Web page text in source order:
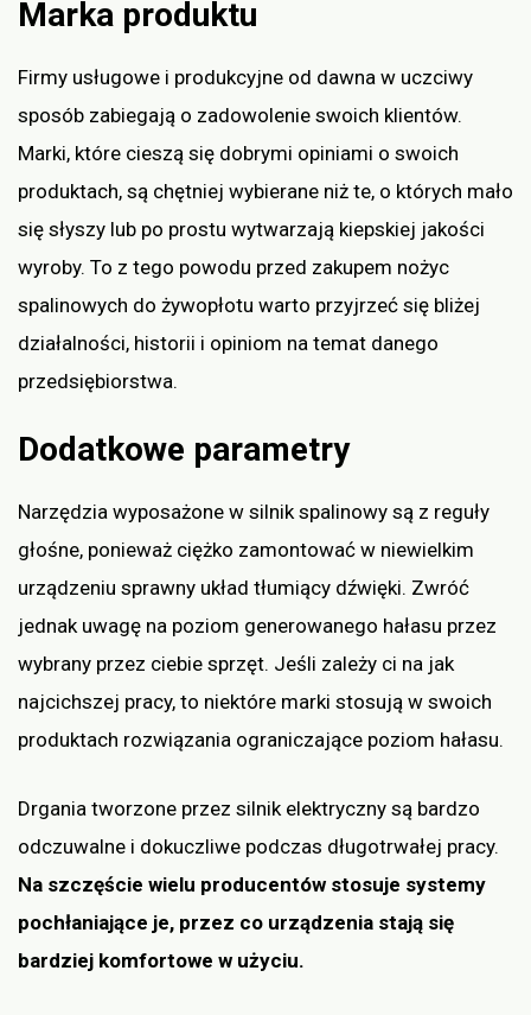
Marka produktu
Firmy usługowe i produkcyjne od dawna w uczciwy
sposób zabiegają o zadowolenie swoich klientów.
Marki, które cieszą się dobrymi opiniami o swoich
produktach, są chętniej wybierane niż te, o których mało
się słyszy lub po prostu wytwarzają kiepskiej jakości
wyroby. To z tego powodu przed zakupem nożyc
spalinowych do żywopłotu warto przyjrzeć się bliżej
działalności, historii i opiniom na temat danego
przedsiębiorstwa.
Dodatkowe parametry
Narzędzia wyposażone w silnik spalinowy są z reguły
głośne, ponieważ ciężko zamontować w niewielkim
urządzeniu sprawny układ tłumiący dźwięki. Zwróć
jednak uwagę na poziom generowanego hałasu przez
wybrany przez ciebie sprzęt. Jeśli zależy ci na jak
najcichszej pracy, to niektóre marki stosują w swoich
produktach rozwiązania ograniczające poziom hałasu.
Drgania tworzone przez silnik elektryczny są bardzo
odczuwalne i dokuczliwe podczas długotrwałej pracy.
Na szczęście wielu producentów stosuje systemy
pochłaniające je, przez co urządzenia stają się
bardziej komfortowe w użyciu.